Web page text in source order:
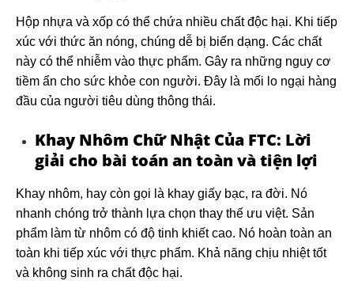
Hộp nhựa và xốp có thể chứa nhiều chất độc hại. Khi tiếp
xúc với thức ăn nóng, chúng dễ bị biến dạng. Các chất
này có thể nhiễm vào thực phẩm. Gây ra những nguy cơ
tiềm ẩn cho sức khỏe con người. Đây là mối lo ngại hàng
đầu của người tiêu dùng thông thái.
Khay Nhôm Chữ Nhật Của FTC: Lời
giải cho bài toán an toàn và tiện lợi
Khay nhôm, hay còn gọi là khay giấy bạc, ra đời. Nó
nhanh chóng trở thành lựa chọn thay thế ưu việt. Sản
phẩm làm từ nhôm có độ tinh khiết cao. Nó hoàn toàn an
toàn khi tiếp xúc với thực phẩm. Khả năng chịu nhiệt tốt
và không sinh ra chất độc hại.